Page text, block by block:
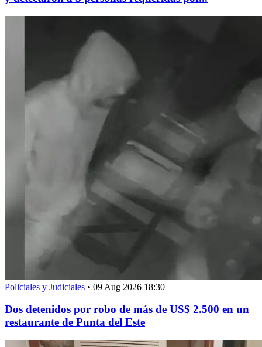
Policiales y Judiciales • 09 Aug 2026 18:30
Dos detenidos por robo de más de US$ 2.500 en un
restaurante de Punta del Este